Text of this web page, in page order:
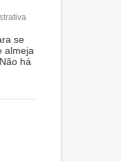
se
almeja
há